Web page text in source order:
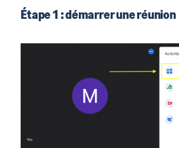
Étape 1 : démarrer une réunion